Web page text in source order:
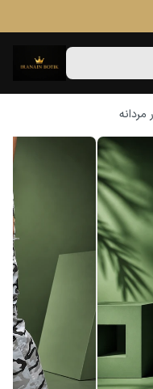
مردانه